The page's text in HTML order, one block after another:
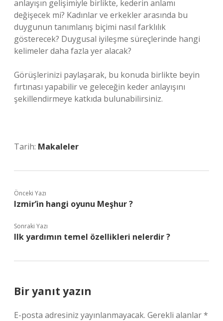
anlayışın gelişimiyle birlikte, kederin anlamı
değişecek mi? Kadınlar ve erkekler arasında bu
duygunun tanımlanış biçimi nasıl farklılık
gösterecek? Duygusal iyileşme süreçlerinde hangi
kelimeler daha fazla yer alacak?
Görüşlerinizi paylaşarak, bu konuda birlikte beyin
fırtınası yapabilir ve geleceğin keder anlayışını
şekillendirmeye katkıda bulunabilirsiniz.
Tarih: Makaleler
Önceki Yazı
Izmir’in hangi oyunu Meşhur ?
Sonraki Yazı
Ilk yardımın temel özellikleri nelerdir ?
Bir yanıt yazın
E-posta adresiniz yayınlanmayacak. Gerekli alanlar*